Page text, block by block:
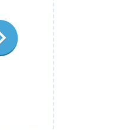
желание поступить в it
уровня 7 и 8 класс за
преподавателя
Спасибо!